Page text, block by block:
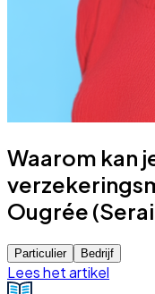
Waarom kan
Ougrée
Particulier Bedrijf
Lees het artikel